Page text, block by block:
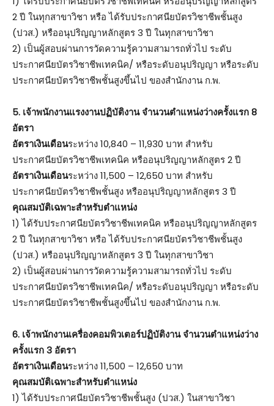
2 ปี ในทุกสาขาวิชา หรือ ได้รับประกาศนียบัตรวิชาชีพชั้นสูง
(ปวส.) หรืออนุปริญญาหลักสูตร 3 ปี ในทุกสาขาวิชา
2) เป็นผู้สอบผ่านการวัดความรู้ความสามารถทั่วไป ระดับ
ประกาศนียบัตรวิชาชีพเทคนิค/ หรือระดับอนุปริญญา หรือระดับ
ประกาศนียบัตรวิชาชีพชั้นสูงขึ้นไป ของสำนักงาน ก.พ.
5. เจ้าพนักงานแรงงานปฏิบัติงาน จำนวนตำแหน่งว่างครั้งแรก 8
อัตรา
อัตราเงินเดือนระหว่าง 10,840 – 11,930 บาท สำหรับ
ประกาศนียบัตรวิชาชีพเทคนิค หรืออนุปริญญาหลักสูตร 2 ปี
อัตราเงินเดือนระหว่าง 11,500 – 12,650 บาท สำหรับ
ประกาศนียบัตรวิชาชีพชั้นสูง หรืออนุปริญญาหลักสูตร 3 ปี
คุณสมบัติเฉพาะสำหรับตำแหน่ง
1) ได้รับประกาศนียบัตรวิชาชีพเทคนิค หรืออนุปริญญาหลักสูตร
2 ปี ในทุกสาขาวิชา หรือ ได้รับประกาศนียบัตรวิชาชีพชั้นสูง
(ปวส.) หรืออนุปริญญาหลักสูตร 3 ปี ในทุกสาขาวิชา
2) เป็นผู้สอบผ่านการวัดความรู้ความสามารถทั่วไป ระดับ
ประกาศนียบัตรวิชาชีพเทคนิค/ หรือระดับอนุปริญญา หรือระดับ
ประกาศนียบัตรวิชาชีพชั้นสูงขึ้นไป ของสำนักงาน ก.พ.
6. เจ้าพนักงานเครื่องคอมพิวเตอร์ปฏิบัติงาน จำนวนตำแหน่งว่าง
ครั้งแรก 3 อัตรา
อัตราเงินเดือนระหว่าง 11,500 – 12,650 บาท
คุณสมบัติเฉพาะสำหรับตำแหน่ง
1) ได้รับประกาศนียบัตรวิชาชีพชั้นสูง (ปวส.) ในสาขาวิชา